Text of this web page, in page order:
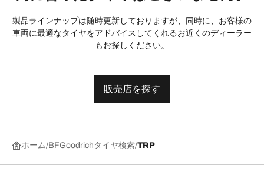
製品ラインナップは随時更新しておりますが、同時に、お客様の
車両に最適なタイヤをアドバイスしてくれるお近くのディーラー
もお探しください。
販売店を探す
ホーム BFGoodrichタイヤ検索 TRP